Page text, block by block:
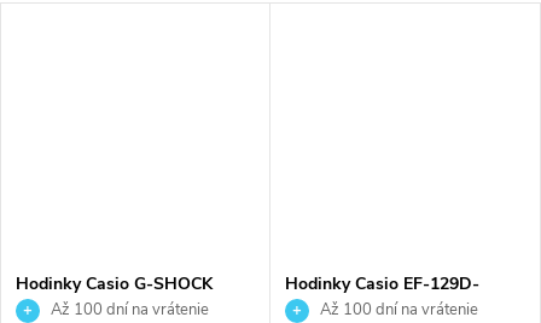
Hodinky Casio G-SHOCK
GBD-800UC-5ER
Až 100 dní na vrátenie
Hodinky Casio EF-129D-
1AVEFAž 100 dní na vrátenie